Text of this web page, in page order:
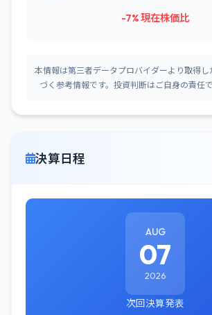
-7% 現在株価比
本情報は第三者データプロバイダーより取得
づく参考情報です。投資判断はご自身の責任
決算日程
AUG
07
2026
次回決算発表